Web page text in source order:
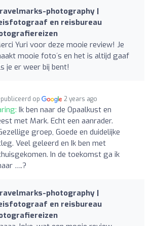
photography |
en reisbureau
Yuri voor deze mooie review! Je
mooie foto´s en het is altijd gaaf
je er weer bij bent!
op 2 years ago
Ik ben naar de Opaalkust en
met Mark. Echt een aanrader.
groep, Goede en duidelijke
Veel geleerd en Ik ben met
In de toekomst ga ik
….?
photography |
en reisbureau